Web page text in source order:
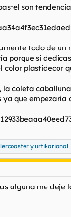
son
todo de un
porque si
color plastidecor
la coleta
ya que
y urtikarianal
alguna me deje